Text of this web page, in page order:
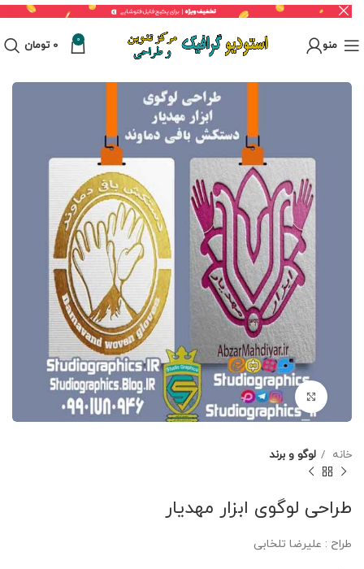
منو 0
0 تومان
برای بزرگنمایی کلیک کنید
خانه لوگو و برند
طراحی لوگوی ابزار مهدیار
طراح : علیرضا تلخابی